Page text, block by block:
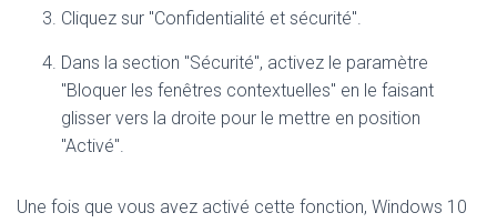
Cliquez sur "Confidentialité et sécurité".
Dans la section "Sécurité", activez le paramètre
"Bloquer les fenêtres contextuelles" en le faisant
glisser vers la droite pour le mettre en position
"Activé".
Une fois que vous avez activé cette fonction, Windows 10